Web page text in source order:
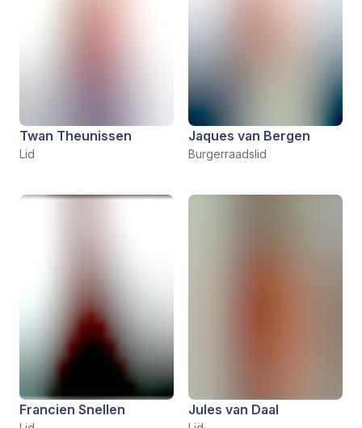
Twan Theunissen
Lid
Jaques van Bergen
Burgerraadslid
Francien Snellen Jules van Daal